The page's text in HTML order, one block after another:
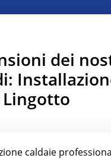
dei
Lingotto
caldaie